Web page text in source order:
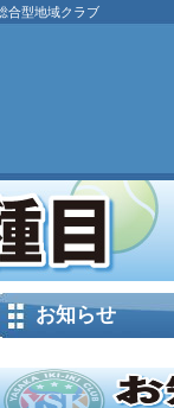
合型地域クラブ
お知らせ